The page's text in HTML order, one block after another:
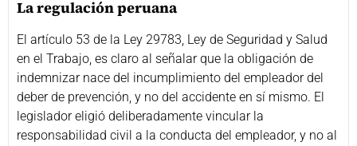
La regulación peruana
El artículo 53 de la Ley 29783, Ley de Seguridad y Salud
en el Trabajo, es claro al señalar que la obligación de
indemnizar nace del incumplimiento del empleador del
deber de prevención, y no del accidente en sí mismo. El
legislador eligió deliberadamente vincular la
responsabilidad civil a la conducta del empleador, y no al